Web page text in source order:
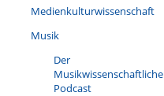
Medienkulturwissenschaft
Musik
Der
Musikwissenschaftliche
Podcast